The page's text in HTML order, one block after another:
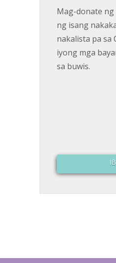
Mag-donate
ng isang
nakalista pa sa
iyong mga
sa buwis.